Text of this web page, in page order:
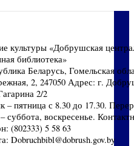
культуры «Добрушская
библиотека»
Беларусь, Гомельская
2, 247050 Адрес: г.
2/2
пятница с 8.30 до 17.30.
суббота, воскресенье.
(802333) 5 58 63
Dobruchbibl@dobrush.gov.by